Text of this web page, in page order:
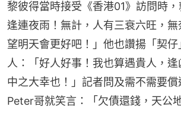
黎彼得當時接受《香港01》訪問時
逢連夜雨！無計，人有三衰六旺，
望明天會更好吧！」他也讚揚「契
人：「好人好事！我也算遇貴人，
中之大幸也！」記者問及需不需要償
Peter哥就笑言：「欠債還錢，天公